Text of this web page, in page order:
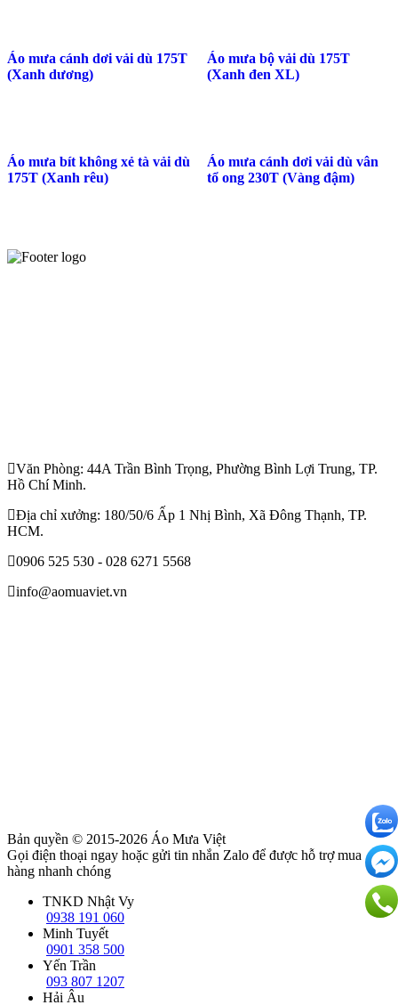
Áo mưa cánh dơi vải dù 175T
(Xanh dương)
Áo mưa bộ vải dù 175T
(Xanh đen XL)
Áo mưa bít không xẻ tà vải dù
175T (Xanh rêu)
Áo mưa cánh dơi vải dù vân
tổ ong 230T (Vàng đậm)
Văn Phòng: 44A Trần Bình Trọng, Phường Bình Lợi Trung, TP.
Hồ Chí Minh.
Địa chỉ xưởng: 180/50/6 Ấp 1 Nhị Bình, Xã Đông Thạnh, TP.
HCM.
0906 525 530 - 028 6271 5568
info@aomuaviet.vn
Bản quyền © 2015-2026 Áo Mưa Việt
Gọi điện thoại ngay hoặc gửi tin nhắn Zalo để được hỗ trợ mua
hàng nhanh chóng
TNKD Nhật Vy
0938 191 060
Minh Tuyết
0901 358 500
Yến Trần
093 807 1207
Hải Âu